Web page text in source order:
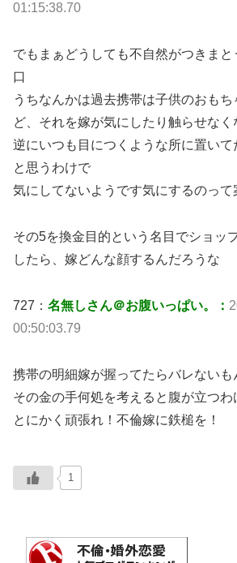
01:15:38.70
でもまぁどうしても不自然がつきま
口
うちなんかは過去携帯は子供のおも
ど、それを嫁が気にしたり触らせなく
逆にいつも目につくような所に置い
と思うわけで
気にしてないようです気にするのって
その5を換金目的という名目でショッ
したら、嫁どんな顔するんだろうな
727： 名無しさん＠お腹いっぱい。：
00:50:03.79
携帯の明細嫁が握ってたらバレないも
その金の手何処を考えると腹が立つわ
とにかく頑張れ！不倫嫁に鉄槌を！
1